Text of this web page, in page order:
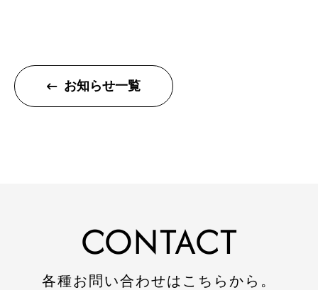
不動産
建設施工事例
住宅施工事例
環境事業施工事例
お知らせ一覧
CONTACT
各種お問い合わせはこちらから。